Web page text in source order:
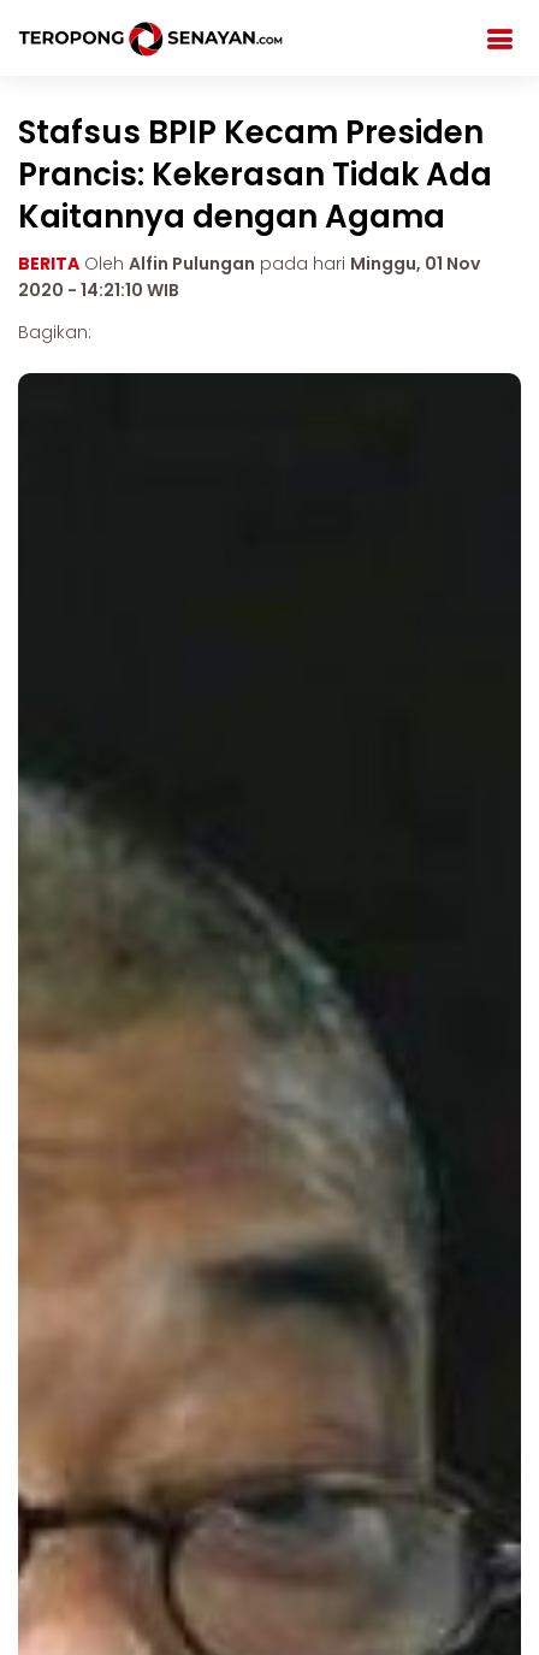
Stafsus BPIP Kecam Presiden
Prancis: Kekerasan Tidak Ada
Kaitannya dengan Agama
BERITA Oleh Alfin Pulungan pada hari Minggu, 01 Nov
2020 - 14:21:10 WIB
Bagikan: